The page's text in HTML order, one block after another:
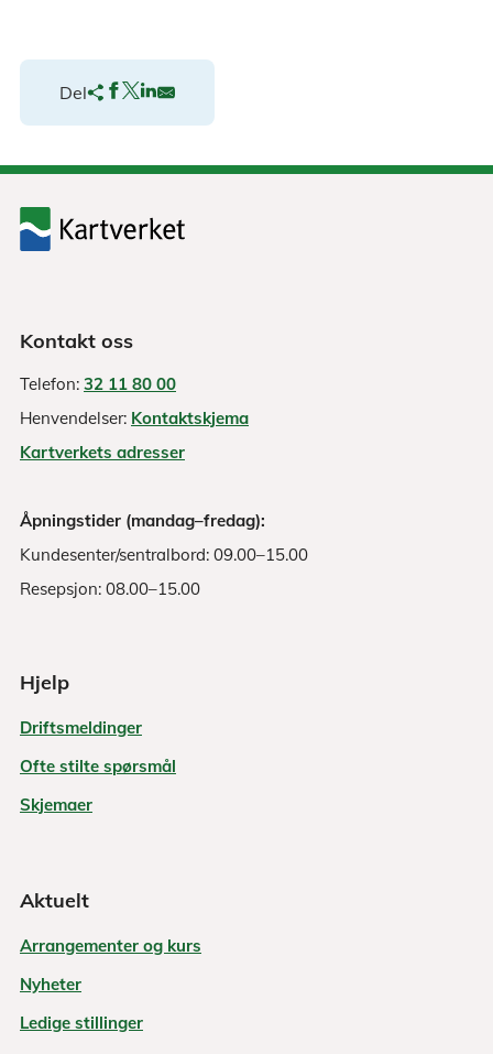
Del
Kontakt oss
Telefon: 32 11 80 00
Henvendelser: Kontaktskjema
Kartverkets adresser
Åpningstider (mandag–fredag):
Kundesenter/sentralbord: 09.00–15.00
Resepsjon: 08.00–15.00
Hjelp
Driftsmeldinger
Ofte stilte spørsmål
Skjemaer
Aktuelt
Arrangementer og kurs
Nyheter
Ledige stillinger